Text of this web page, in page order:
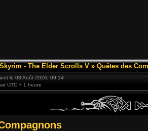
Skyrim - The Elder Scrolls V » Quêtes des
le 08 Août 2026, 09:14
UTC + 1 heure